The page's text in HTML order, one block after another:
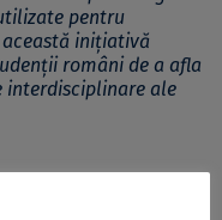
pentru
inițiativă
români de a afla
interdisciplinare ale